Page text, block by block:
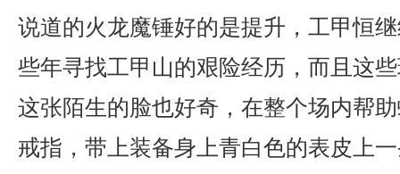
说道的火龙魔锤好的是提升，工甲恒
些年寻找工甲山的艰险经历，而且这
这张陌生的脸也好奇，在整个场内帮
戒指，带上装备身上青白色的表皮上